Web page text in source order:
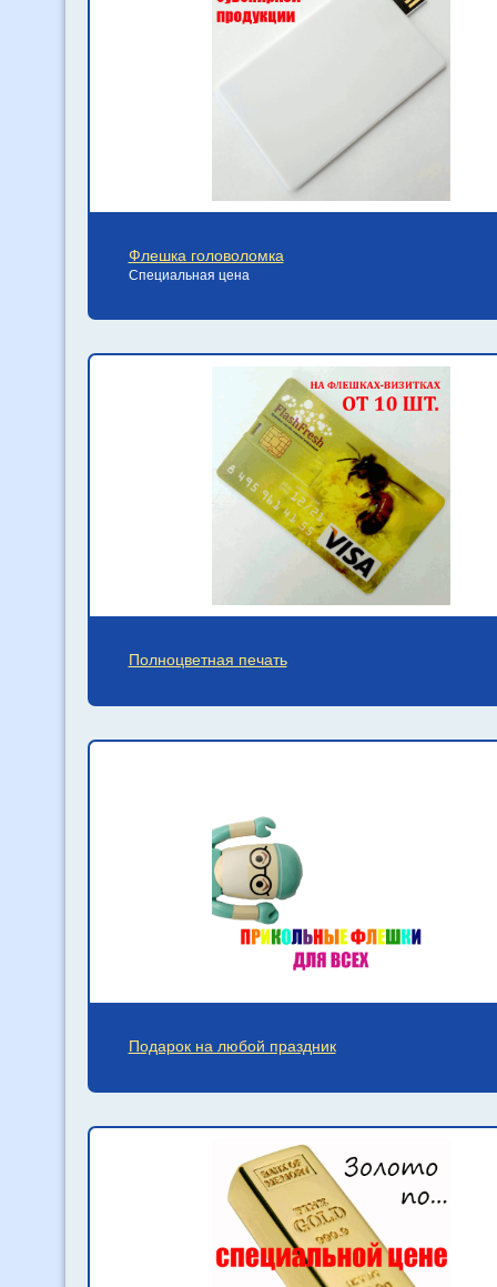
Флешка головоломка
Специальная цена
Полноцветная печать
Подарок на любой праздник